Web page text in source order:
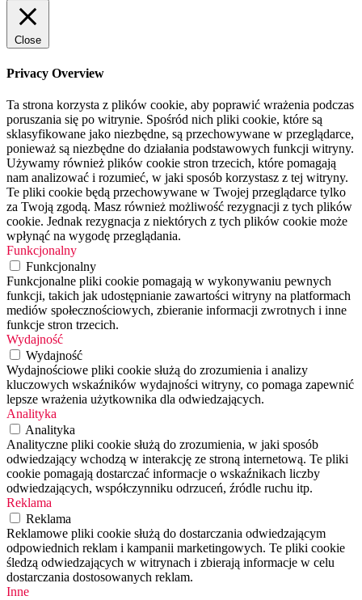
Close
Privacy Overview
Ta strona korzysta z plików cookie, aby poprawić wrażenia podczas
poruszania się po witrynie. Spośród nich pliki cookie, które są
sklasyfikowane jako niezbędne, są przechowywane w przeglądarce,
ponieważ są niezbędne do działania podstawowych funkcji witryny.
Używamy również plików cookie stron trzecich, które pomagają
nam analizować i rozumieć, w jaki sposób korzystasz z tej witryny.
Te pliki cookie będą przechowywane w Twojej przeglądarce tylko
za Twoją zgodą. Masz również możliwość rezygnacji z tych plików
cookie. Jednak rezygnacja z niektórych z tych plików cookie może
wpłynąć na wygodę przeglądania.
Funkcjonalny
Funkcjonalny
Funkcjonalne pliki cookie pomagają w wykonywaniu pewnych
funkcji, takich jak udostępnianie zawartości witryny na platformach
mediów społecznościowych, zbieranie informacji zwrotnych i inne
funkcje stron trzecich.
Wydajność
Wydajność
Wydajnościowe pliki cookie służą do zrozumienia i analizy
kluczowych wskaźników wydajności witryny, co pomaga zapewnić
lepsze wrażenia użytkownika dla odwiedzających.
Analityka
Analityka
Analityczne pliki cookie służą do zrozumienia, w jaki sposób
odwiedzający wchodzą w interakcję ze stroną internetową. Te pliki
cookie pomagają dostarczać informacje o wskaźnikach liczby
odwiedzających, współczynniku odrzuceń, źródle ruchu itp.
Reklama
Reklama
Reklamowe pliki cookie służą do dostarczania odwiedzającym
odpowiednich reklam i kampanii marketingowych. Te pliki cookie
śledzą odwiedzających w witrynach i zbierają informacje w celu
dostarczania dostosowanych reklam.
Inne